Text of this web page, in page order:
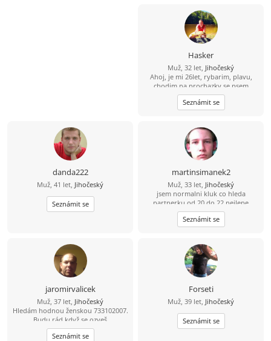
Hasker
Muž, 32 let, Jihočeský
Ahoj, je mi 26let, rybarim, plavu,
chodim na prochazky se psem
Seznámit se
danda222
Muž, 41 let, Jihočeský
Seznámit se
martinsimanek2
Muž, 33 let, Jihočeský
jsem normalni kluk co hleda
partnerku od 20 do 22 nejlepe
Seznámit se
jaromirvalicek
Muž, 37 let, Jihočeský
Hledám hodnou ženskou 733102007.
Budu rád když se ozveš
Seznámit se
Forseti
Muž, 39 let, Jihočeský
Seznámit se